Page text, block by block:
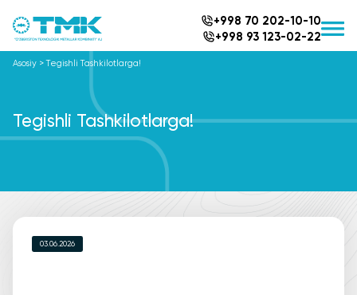
+998 70 202-10-10
+998 93 123-02-22
Asosiy >Tegishli Tashkilotlarga!
Tegishli Tashkilotlarga!
03.06.2026